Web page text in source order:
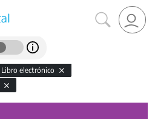
Libro electrónico